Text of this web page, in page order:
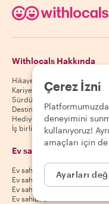
Withlocals Hakkında
Hikayemiz
Kariyer
Sürdürülebilirlik
Destinasyonlar
Hediye kuponları
İş birliği yap
Ev sahipleri
Ev sahibi yardım merkezi
Ev sahibi iptal politikası
Ev sahibi kullanım koşulları
Ev sahibi ol
Çerez İzni
deneyimini
kullanıyoruz!
amaçları için
Ayarları